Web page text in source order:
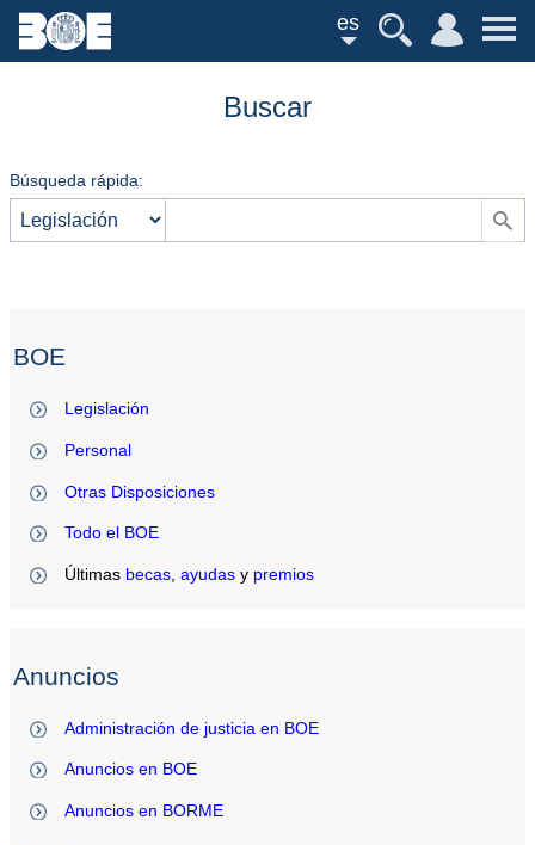
es
Buscar
Búsqueda rápida:
BOE
Legislación
Personal
Otras Disposiciones
Todo el BOE
Últimas becas ,ayudas y premios
Anuncios
Administración de justicia en BOE
Anuncios en BOE
Anuncios en BORME